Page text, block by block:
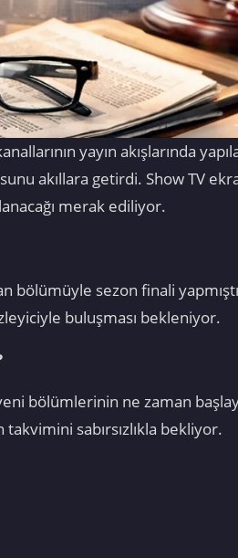
yayın akışlarında
akıllara getirdi. Show TV
merak ediliyor.
bölümüyle sezon finali
buluşması bekleniyor.
bölümlerinin ne zaman
sabırsızlıkla bekliyor.